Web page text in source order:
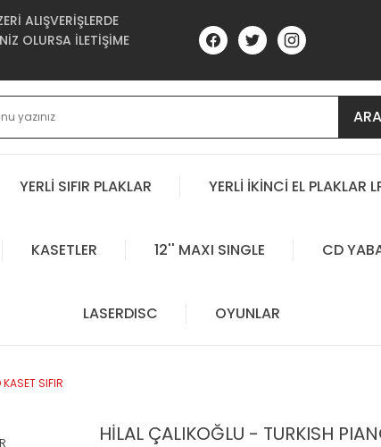
ALIŞVERİŞLERDE
OLURSA İLETİŞİME
ARA
YERLİ SIFIR PLAKLAR YERLİ İKİNCİ EL PLAKLAR
KASETLER 12'' MAXI SINGLE CD
LASERDISC OYUNLAR
SIFIR
HİLAL ÇALIKOĞLU - TURKISH